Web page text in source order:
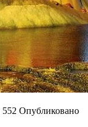
552 Опубликовано